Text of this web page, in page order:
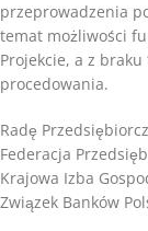
przeprowadzenia
temat możliwości
Projekcie, a z
procedowania.
Radę
Federacja
Krajowa Izba
Związek Banków